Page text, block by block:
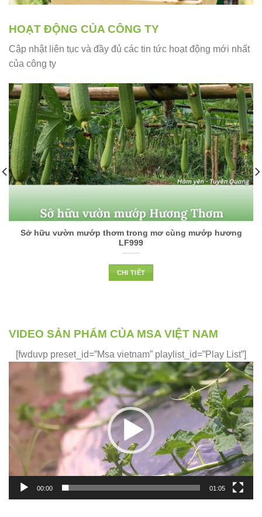
HOẠT ĐỘNG CỦA CÔNG TY
Cập nhật liên tục và đầy đủ các tin tức hoạt động mới nhất
của công ty
Sở hữu vườn mướp thơm trong mơ cùng mướp hương
LF999
CHI TIẾT
VIDEO SẢN PHẨM CỦA MSA VIỆT NAM
[fwduvp preset_id=”Msa vietnam” playlist_id=”Play List”]
Trình
chơi
Video
00:00 01:05